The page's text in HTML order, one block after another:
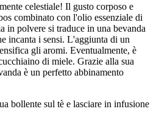
celestiale! Il gusto corposo e
combinato con l'olio essenziale di
in polvere si traduce in una bevanda
incanta i sensi. L'aggiunta di un
gli aromi. Eventualmente, è
di miele. Grazie alla sua
è un perfetto abbinamento
bollente sul tè e lasciare in infusione